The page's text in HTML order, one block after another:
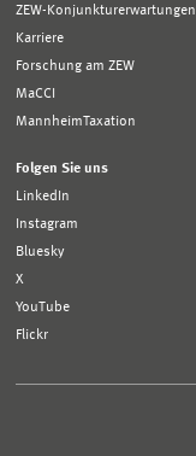
ZEW-Konjunkturerwartungen
Karriere
Forschung am ZEW
MaCCI
MannheimTaxation
Folgen Sie uns
LinkedIn
Instagram
Bluesky
X
YouTube
Flickr